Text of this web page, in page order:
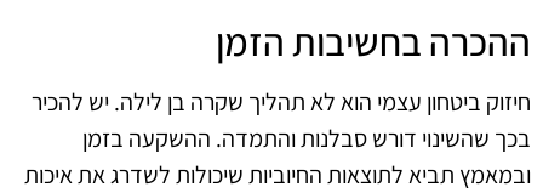
ההכרה בחשיבות הזמן
חיזוק ביטחון עצמי הוא לא תהליך שקרה בן לילה. יש להכיר
בכך שהשינוי דורש סבלנות והתמדה. ההשקעה בזמן
ובמאמץ תביא לתוצאות החיוביות שיכולות לשדרג את איכות